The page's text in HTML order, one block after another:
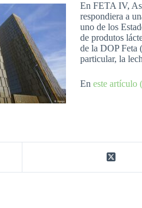
En FETA IV,
respondiera a
uno de los
de produtos
de la DOP Feta
particular, la
Eneste artículo